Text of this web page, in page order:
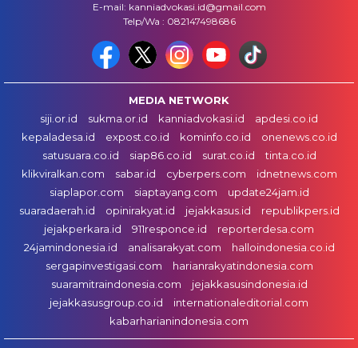
E-mail: kanniadvokasi.id@gmail.com
Telp/Wa : 082147498686
MEDIA NETWORK
siji.or.id
sukma.or.id kanniadvokasi.id
apdesi.co.id
kepaladesa.id
expost.co.id kominfo.co.id
onenews.co.id
satusuara.co.id
siap86.co.id surat.co.id
tinta.co.id
klikviralkan.com
sabar.id cyberpers.com
idnetnews.com
siaplapor.com
siaptayang.com
update24jam.id
suaradaerah.id
opinirakyat.id jejakkasus.id
republikpers.id
jejakperkara.id
911responce.id
reporterdesa.com
24jamindonesia.id
analisarakyat.com
halloindonesia.co.id
sergapinvestigasi.com
harianrakyatindonesia.com
suaramitraindonesia.com
jejakkasusindonesia.id
jejakkasusgroup.co.id
internationaleditorial.com
kabarharianindonesia.com